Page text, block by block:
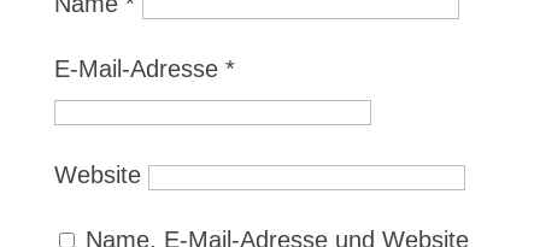
E-Mail-Adresse *
Website
Name, E-Mail-Adresse und Website